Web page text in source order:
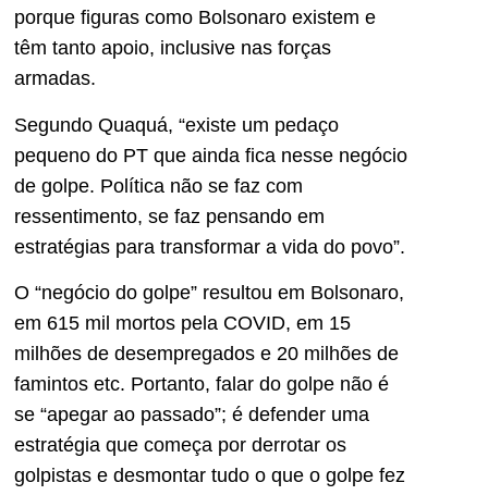
porque figuras como Bolsonaro existem e
têm tanto apoio, inclusive nas forças
armadas.
Segundo Quaquá, “existe um pedaço
pequeno do PT que ainda fica nesse negócio
de golpe. Política não se faz com
ressentimento, se faz pensando em
estratégias para transformar a vida do povo”.
O “negócio do golpe” resultou em Bolsonaro,
em 615 mil mortos pela COVID, em 15
milhões de desempregados e 20 milhões de
famintos etc. Portanto, falar do golpe não é
se “apegar ao passado”; é defender uma
estratégia que começa por derrotar os
golpistas e desmontar tudo o que o golpe fez